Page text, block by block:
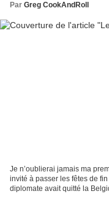
Par Greg CookAndRoll
Je n’oublierai jamais ma
invité à passer les fêtes de
diplomate avait quitté la